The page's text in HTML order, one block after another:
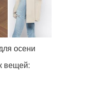
осени
вещей: